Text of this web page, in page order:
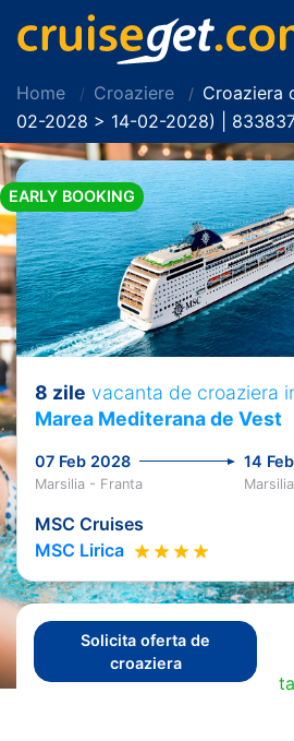
Home Croaziere
Croaziera
02-2028 > 14-02-2028) |
EARLY BOOKING
8 zile vacanta de croaziera
Marea Mediterana de Vest
07 Feb 2028 14
Marsilia - Franta
MSC Cruises
MSC Lirica
Solicita oferta de
croaziera